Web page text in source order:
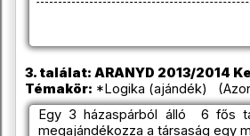
3. találat: ARANYD 2013/2014
Témakör: *Logika (ajándék)
Egy 3 házaspárból álló 6 fős
megajándékozza a társaság egy